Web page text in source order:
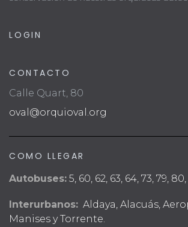
LOGIN
CONTACTO
Calle Quart, 80
oval@orquioval.org
COMO LLEGAR
Autobuses: 5, 60, 62, 63, 64, 73, 79, 80,
Interurbanos: Aldaya, Alacuás,
Manises y Torrente.